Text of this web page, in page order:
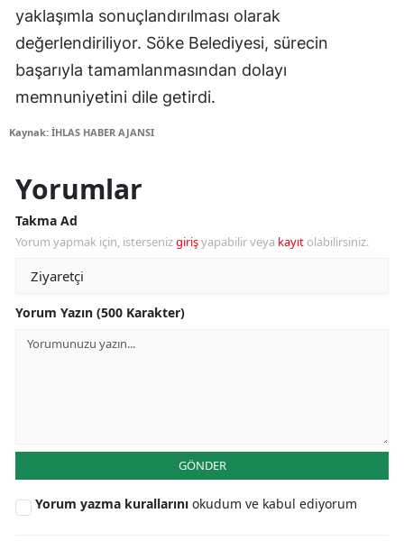
yaklaşımla sonuçlandırılması olarak
değerlendiriliyor. Söke Belediyesi, sürecin
başarıyla tamamlanmasından dolayı
memnuniyetini dile getirdi.
Kaynak: İHLAS HABER AJANSI
Yorumlar
Takma Ad
Yorum yapmak için, istersenizgirişyapabilir veya kayıt olabilirsiniz.
Yorum Yazın (500 Karakter)
GÖNDER
Yorum yazma kurallarını okudum ve kabul ediyorum